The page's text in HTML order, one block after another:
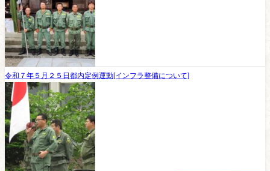
令和７年５月２５日都内定例運動[インフラ整備について]